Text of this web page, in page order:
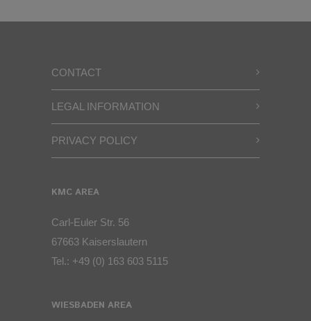
CONTACT
LEGAL INFORMATION
PRIVACY POLICY
KMC AREA
Carl-Euler Str. 56
67663 Kaiserslautern
Tel.: +49 (0) 163 603 5115
WIESBADEN AREA